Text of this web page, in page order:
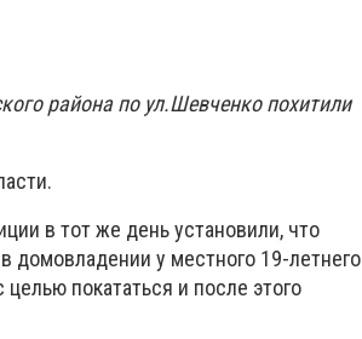
района по ул.Шевченко похитили
в тот же день установили, что
домовладении у местного 19-летнего
покататься и после этого